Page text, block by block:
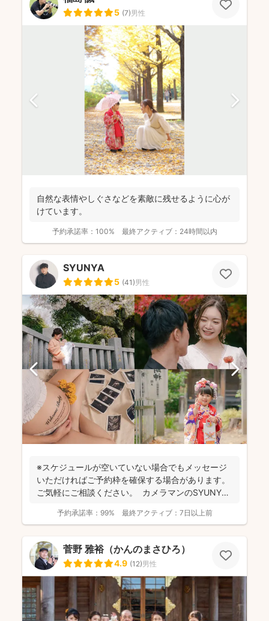
5 (7)男性
自然な表情やしぐさなどを素敵に残せるように心が
けています。
予約承諾率： 100% 最終アクティブ： 24時間以内
SYUNYA
5 (41)男性
※スケジュールが空いていない場合でもメッセージ
いただければご予約枠を確保する場合があります。
ご気軽にご相談ください。 カメラマンのSYUNYA
予約承諾率： 99% 最終アクティブ： 7日以上前
菅野 雅裕（かんのまさひろ）
4.9 (12)男性